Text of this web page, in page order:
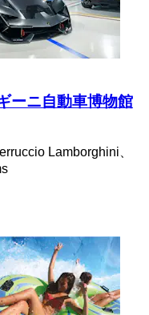
ーニ自動車博物館
Lamborghini、